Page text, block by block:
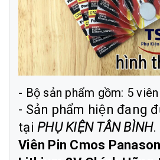
- Bộ sản phẩm gồm: 5
- Sản phẩm hiện đang
tại PHỤ KIỆN TÂN BÌNH.
Viên Pin Cmos